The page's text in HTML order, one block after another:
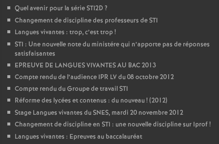
Quel avenir pour la série STI2D ?
Changement de discipline des professeurs de STI
Langues vivantes : trop, c’est trop!
STI : Une nouvelle note du ministére qui n’apporte pas de réponses
satisfaisantes
EPREUVE DE LANGUES VIVANTES AU BAC 2013
Compte rendu de l’audience IPR LV du 08 octobre 2012
Compte rendu du Groupe de travail STI
Réforme des lycées et contenus : du nouveau! (2012)
Stage Langues vivantes du SNES, mardi 20 novembre 2012
Changement de discipline en STI : une nouvelle discipline sur Iprof!
Langues vivantes : Epreuves au baccalauréat